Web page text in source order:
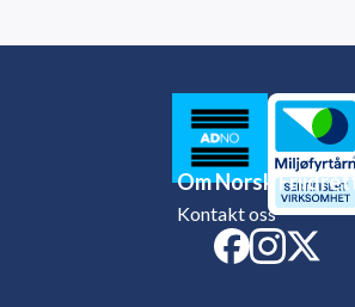
Om Norsk Friidrett
Kontakt oss